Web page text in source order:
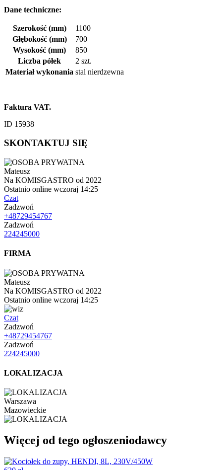
Dane techniczne:
Szerokość (mm)
1100
Głębokość (mm)
700
Wysokość (mm)
850
Liczba półek
2 szt.
Materiał wykonania stal nierdzewna
Faktura VAT.
ID 15938
SKONTAKTUJ SIĘ
Mateusz
Na KOMISGASTRO od 2022
Ostatnio online wczoraj 14:25
Czat
Zadzwoń
+48729454767
Zadzwoń
224245000
FIRMA
Mateusz
Na KOMISGASTRO od 2022
Ostatnio online wczoraj 14:25
Czat
Zadzwoń
+48729454767
Zadzwoń
224245000
LOKALIZACJA
Warszawa
Mazowieckie
Więcej od tego ogłoszeniodawcy